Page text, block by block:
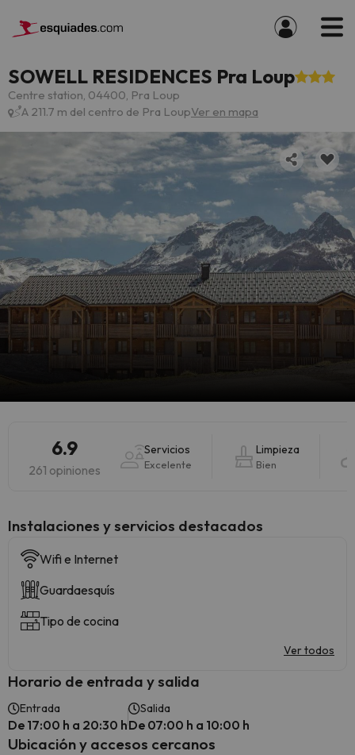
SOWELL RESIDENCES Pra Loup
Centre station, 04400, Pra Loup
A 211.7 m del centro de Pra LoupVer en mapa
6.9
261 opiniones
Servicios
Excelente
Limpieza
Bien
Instalaciones y servicios destacados
Wifi e Internet
Guardaesquís
Tipo de cocina
Ver todos
Horario de entrada y salida
Entrada
De 17:00 h a 20:30 h
Salida
De 07:00 h a 10:00 h
Ubicación y accesos cercanos